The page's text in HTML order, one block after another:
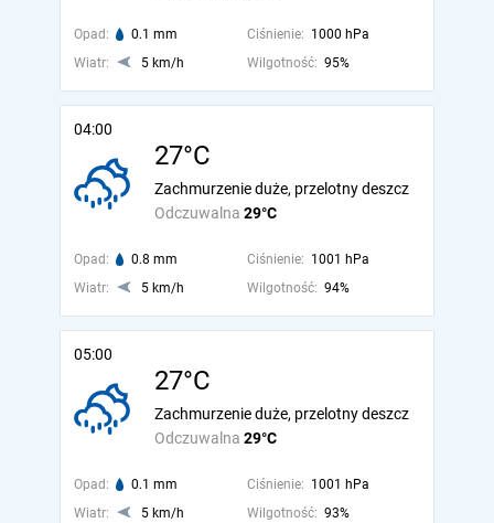
Opad: 0.1 mm Ciśnienie: 1000 hPa
Wiatr:
5 km/h Wilgotność: 95%
04:00
27°C
Odczuwalna 29°C
Zachmurzenie duże, przelotny deszcz
Opad: 0.8 mm Ciśnienie: 1001 hPa
Wiatr:
5 km/h Wilgotność: 94%
05:00
27°C
Odczuwalna 29°C
Zachmurzenie duże, przelotny deszcz
Opad: 0.1 mm Ciśnienie: 1001 hPa
Wiatr:
5 km/h Wilgotność: 93%